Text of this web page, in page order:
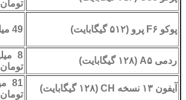
تومان
پوکو F۶ پرو (۵۱۲ گیگابایت) 49 میلیون تومان
ردمی A۵ (۱۲۸ گیگابایت)
تومان
آیفون ۱۳ نسخه CH (۱۲۸ گیگابایت)
تومان